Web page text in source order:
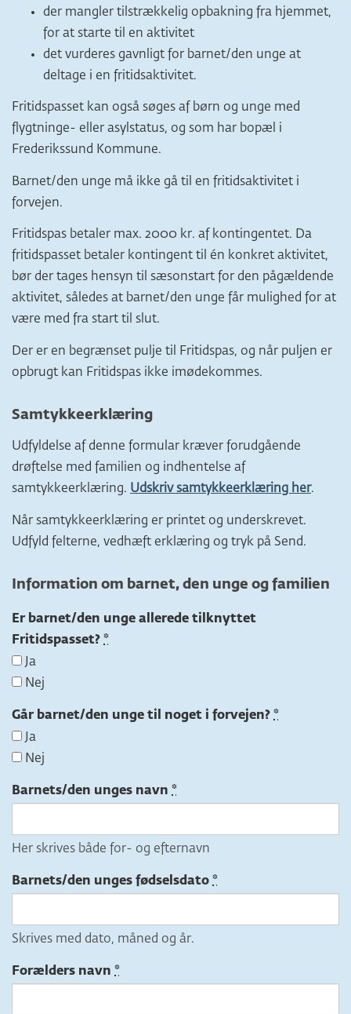
der mangler tilstrækkelig opbakning fra hjemmet,
for at starte til en aktivitet
det vurderes gavnligt for barnet/den unge at
deltage i en fritidsaktivitet.
Fritidspasset kan også søges af børn og unge med
flygtninge- eller asylstatus, og som har bopæl i
Frederikssund Kommune.
Barnet/den unge må ikke gå til en fritidsaktivitet i
forvejen.
Fritidspas betaler max. 2000 kr. af kontingentet. Da
fritidspasset betaler kontingent til én konkret aktivitet,
bør der tages hensyn til sæsonstart for den pågældende
aktivitet, således at barnet/den unge får mulighed for at
være med fra start til slut.
Der er en begrænset pulje til Fritidspas, og når puljen er
opbrugt kan Fritidspas ikke imødekommes.
Samtykkeerklæring
Udfyldelse af denne formular kræver forudgående
drøftelse med familien og indhentelse af
samtykkeerklæring. Udskriv samtykkeerklæring her.
Når samtykkeerklæring er printet og underskrevet.
Udfyld felterne, vedhæft erklæring og tryk på Send.
Information om barnet, den unge og familien
Er barnet/den unge allerede tilknyttet
Fritidspasset?
Ja
Nej
Går barnet/den unge til noget i forvejen?
Ja
Nej
Barnets/den unges navn
Her skrives både for- og efternavn
Barnets/den unges fødselsdato
Skrives med dato, måned og år.
Forælders navn